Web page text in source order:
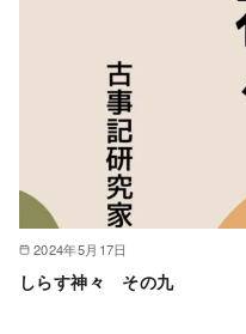
2024年5月17日
しらす神々 その九